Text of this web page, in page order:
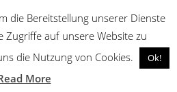
die Bereitstellung unserer Dienste
Zugriffe auf unsere Website zu
die Nutzung von Cookies.
Ok!
More